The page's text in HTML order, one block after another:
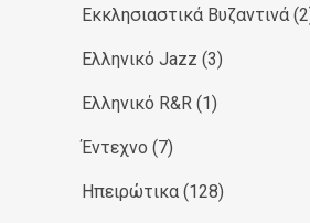
Εκκλησιαστικά Βυζαντινά
Ελληνικό Jazz (3)
Ελληνικό R&R (1)
Έντεχνο (7)
Ηπειρώτικα (128)